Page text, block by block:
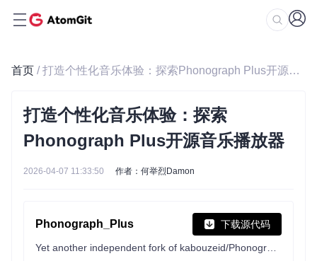
首页 / 打造个性化音乐体验：探索Phonograph Plus开源音乐播放器
打造个性化音乐体验：探索
Phonograph Plus开源音乐播放器
2026-04-07 11:33:50 作者：何举烈Damon
Phonograph_Plus 下载源代码